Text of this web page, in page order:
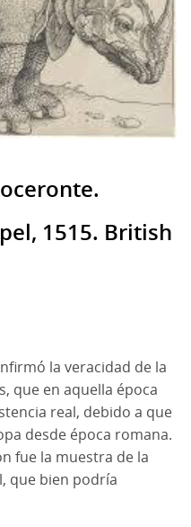
1515. British
la veracidad de la
que en aquella época
real, debido a que
desde época romana.
fue la muestra de la
que bien podría